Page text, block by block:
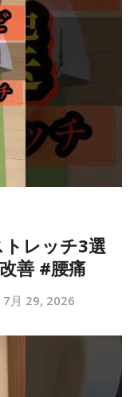
トレッチ3選
善 #腰痛
7月 29, 2026